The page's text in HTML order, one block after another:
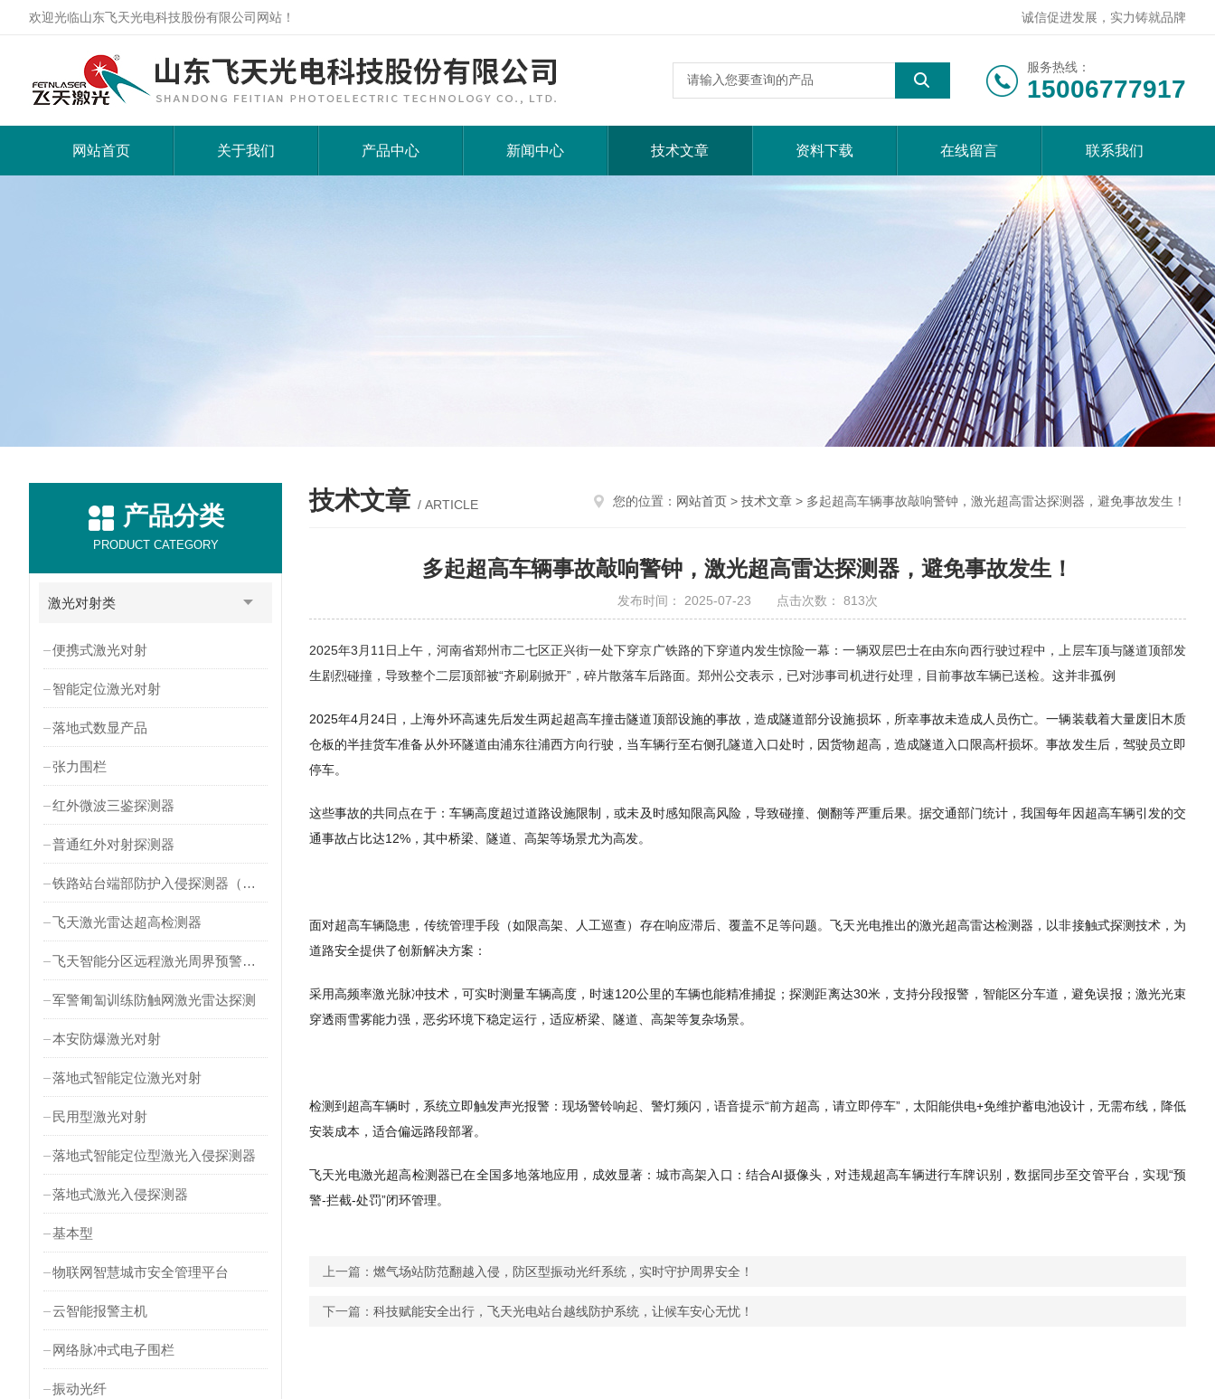
欢迎光临山东飞天光电科技股份有限公司网站！ 诚信促进发展，实力铸就品牌
服务热线：
15006777917
网站首页 关于我们 产品中心 新闻中心 技术文章 资料下载 在线留言 联系我们
产品分类
PRODUCT CATEGORY
激光对射类
便携式激光对射
智能定位激光对射
落地式数显产品
张力围栏
红外微波三鉴探测器
普通红外对射探测器
铁路站台端部防护入侵探测器（对射式）
飞天激光雷达超高检测器
飞天智能分区远程激光周界预警雷达
军警匍匐训练防触网激光雷达探测
本安防爆激光对射
落地式智能定位激光对射
民用型激光对射
落地式智能定位型激光入侵探测器
落地式激光入侵探测器
基本型
物联网智慧城市安全管理平台
云智能报警主机
网络脉冲式电子围栏
振动光纤
技术文章 / ARTICLE 您的位置： 网站首页 > 技术文章 > 多起超高车辆事故敲响警钟，激光超高雷达探测器，避免事故发生！
多起超高车辆事故敲响警钟，激光超高雷达探测器，避免事故发生！
发布时间： 2025-07-23 点击次数： 813次
2025年3月11日上午，河南省郑州市二七区正兴街一处下穿京广铁路的下穿道内发生惊险一幕：一辆双层巴士在由东向西行驶过程中，上层车顶与隧道顶部发
生剧烈碰撞，导致整个二层顶部被“齐刷刷掀开”，碎片散落车后路面。郑州公交表示，已对涉事司机进行处理，目前事故车辆已送检。 这并非孤例
2025年4月24日，上海外环高速先后发生两起超高车撞击隧道顶部设施的事故，造成隧道部分设施损坏，所幸事故未造成人员伤亡。一辆装载着大量废旧木质
仓板的半挂货车准备从外环隧道由浦东往浦西方向行驶，当车辆行至右侧孔隧道入口处时，因货物超高，造成隧道入口限高杆损坏。事故发生后，驾驶员立即
停车。
这些事故的共同点在于：车辆高度超过道路设施限制，或未及时感知限高风险，导致碰撞、侧翻等严重后果。据交通部门统计，我国每年因超高车辆引发的交
通事故占比达12%，其中桥梁、隧道、高架等场景尤为高发。
面对超高车辆隐患，传统管理手段（如限高架、人工巡查）存在响应滞后、覆盖不足等问题。飞天光电推出的激光超高雷达检测器，以非接触式探测技术，为
道路安全提供了创新解决方案：
采用高频率激光脉冲技术，可实时测量车辆高度，时速120公里的车辆也能精准捕捉；探测距离达30米，支持分段报警，智能区分车道，避免误报；激光光束
穿透雨雪雾能力强，恶劣环境下稳定运行，适应桥梁、隧道、高架等复杂场景。
检测到超高车辆时，系统立即触发声光报警：现场警铃响起、警灯频闪，语音提示“前方超高，请立即停车”，太阳能供电+免维护蓄电池设计，无需布线，降低
安装成本，适合偏远路段部署。
飞天光电激光超高检测器已在全国多地落地应用，成效显著：城市高架入口：结合AI摄像头，对违规超高车辆进行车牌识别，数据同步至交管平台，实现“预
警-拦截-处罚”闭环管理。
上一篇： 燃气场站防范翻越入侵，防区型振动光纤系统，实时守护周界安全！
下一篇： 科技赋能安全出行，飞天光电站台越线防护系统，让候车安心无忧！